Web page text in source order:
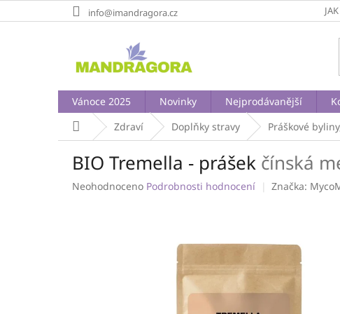
na
info@imandragora.cz
Vánoce 2025 Novinky Nejprodávanější
Domů Zdraví Doplňky stravy Práškové
BIO Tremella - prášek čínská
Průměrné
Neohodnoceno Podrobnosti hodnocení Značka: